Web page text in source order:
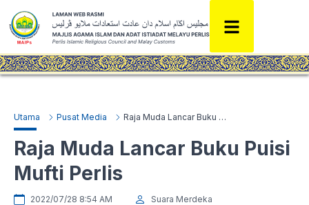
Utama Pusat Media Raja Muda Lancar Buku Puisi Mufti Perlis
Raja Muda Lancar Buku Puisi
Mufti Perlis
2022/07/28 8:54 AM Suara Merdeka